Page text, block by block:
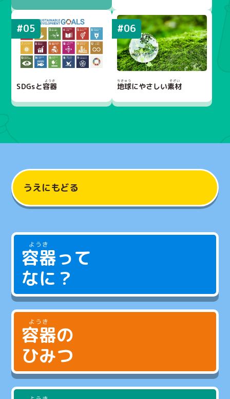
#05
SDGsと容器
#06
地球にやさしい素材
うえにもどる
容器って
なに？
容器の
ひみつ